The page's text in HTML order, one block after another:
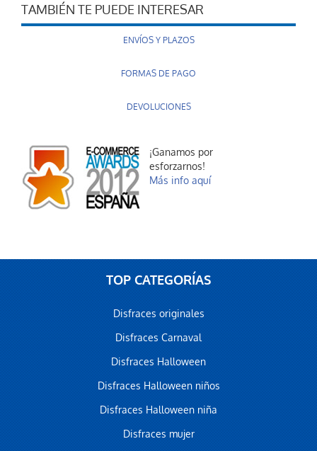
TAMBIÉN TE PUEDE INTERESAR
ENVÍOS Y PLAZOS
FORMAS DE PAGO
DEVOLUCIONES
¡Ganamos por
esforzarnos!
Más info aquí
TOP CATEGORÍAS
Disfraces originales
Disfraces Carnaval
Disfraces Halloween
Disfraces Halloween niños
Disfraces Halloween niña
Disfraces mujer